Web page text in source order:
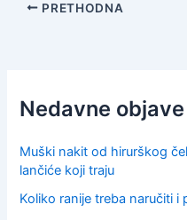
PRETHODNA
Nedavne objave
Muški nakit od hirurškog
lančiće koji traju
Koliko ranije treba naručiti